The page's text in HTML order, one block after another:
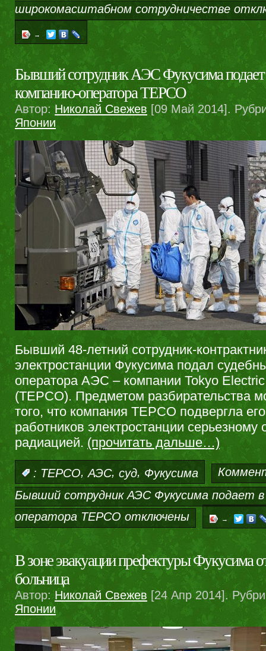
широкомасштабном сотрудничестве
→
Бывший сотрудник АЭС Фукусима подает
компанию-оператора TEPCO
Автор: Николай Свежев [09 Май 2014].
Японии
Бывший 48-летний сотрудник-
электростанции Фукусима подал
оператора АЭС – компании Tokyo
(TEPCO). Предметом разбирательства
того, что компания TEPCO подвергла
работников электростанции серьезному
радиацией. (прочитать дальше…)
: TEPCO, АЭС, суд, Фукусима
Бывший сотрудник АЭС Фукусима подает в
оператора TEPCO отключены →
В зоне эвакуации префектуры Фукусима
больница
Автор: Николай Свежев [24 Апр 2014].
Японии